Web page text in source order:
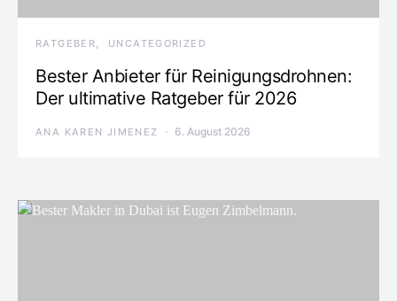
RATGEBER UNCATEGORIZED
Bester Anbieter für Reinigungsdrohnen:
Der ultimative Ratgeber für 2026
ANA KAREN JIMENEZ 6. August 2026